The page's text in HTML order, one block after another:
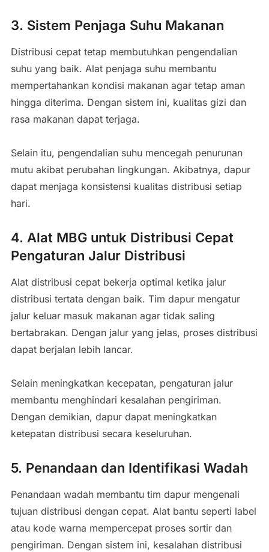
3. Sistem Penjaga Suhu Makanan
Distribusi cepat tetap membutuhkan pengendalian
suhu yang baik. Alat penjaga suhu membantu
mempertahankan kondisi makanan agar tetap aman
hingga diterima. Dengan sistem ini, kualitas gizi dan
rasa makanan dapat terjaga.
Selain itu, pengendalian suhu mencegah penurunan
mutu akibat perubahan lingkungan. Akibatnya, dapur
dapat menjaga konsistensi kualitas distribusi setiap
hari.
4. Alat MBG untuk Distribusi Cepat
Pengaturan Jalur Distribusi
Alat distribusi cepat bekerja optimal ketika jalur
distribusi tertata dengan baik. Tim dapur mengatur
jalur keluar masuk makanan agar tidak saling
bertabrakan. Dengan jalur yang jelas, proses distribusi
dapat berjalan lebih lancar.
Selain meningkatkan kecepatan, pengaturan jalur
membantu menghindari kesalahan pengiriman.
Dengan demikian, dapur dapat meningkatkan
ketepatan distribusi secara keseluruhan.
5. Penandaan dan Identifikasi Wadah
Penandaan wadah membantu tim dapur mengenali
tujuan distribusi dengan cepat. Alat bantu seperti label
atau kode warna mempercepat proses sortir dan
pengiriman. Dengan sistem ini, kesalahan distribusi